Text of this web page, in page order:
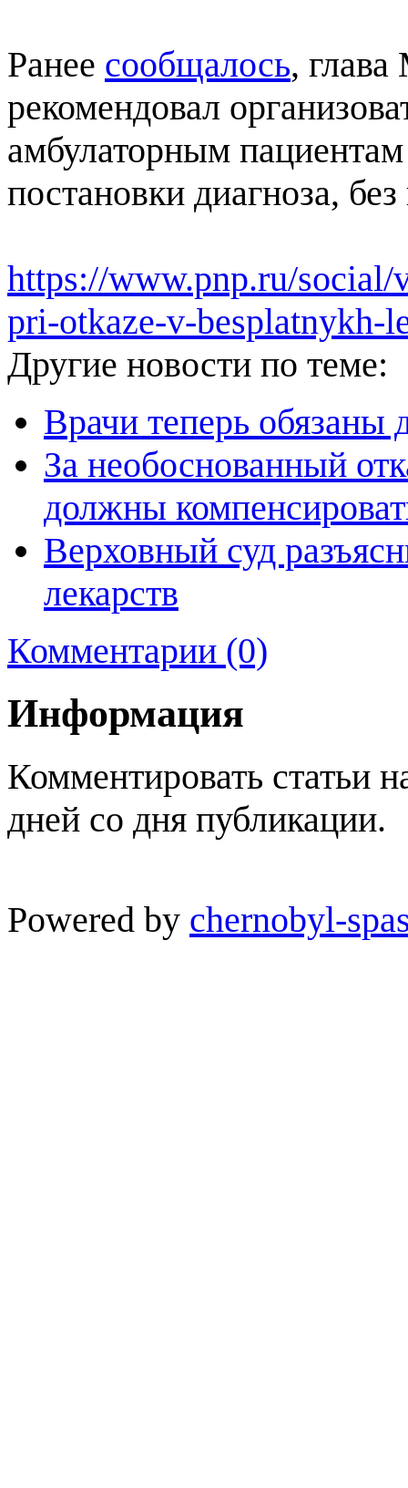
Ранее сообщалось,
рекомендовал
амбулаторным
постановки диагноза,
https://www.pnp.ru/
pri-otkaze-v-besplatnykh-
Другие новости по теме:
Врачи теперь обязаны
За необоснованный
должны
Верховный суд
лекарств
Комментарии (0)
Информация
Комментировать статьи
дней со дня публикации.
Powered by chernobyl-